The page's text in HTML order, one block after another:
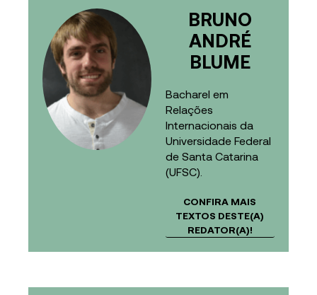
BRUNO
ANDRÉ
BLUME
Bacharel em
Relações
Internacionais da
Universidade Federal
de Santa Catarina
(UFSC).
CONFIRA MAIS
TEXTOS DESTE(A)
REDATOR(A)!